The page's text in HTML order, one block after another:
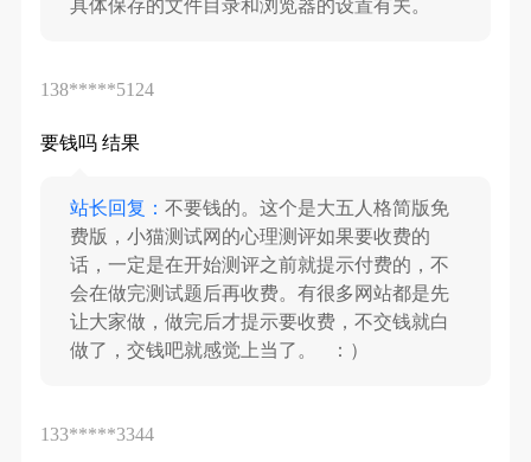
具体保存的文件目录和浏览器的设置有关。
138*****5124
站长回复：不要钱的。这个是大五人格简版免
费版，小猫测试网的心理测评如果要收费的
话，一定是在开始测评之前就提示付费的，不
会在做完测试题后再收费。有很多网站都是先
让大家做，做完后才提示要收费，不交钱就白
做了，交钱吧就感觉上当了。   ：）
133*****3344